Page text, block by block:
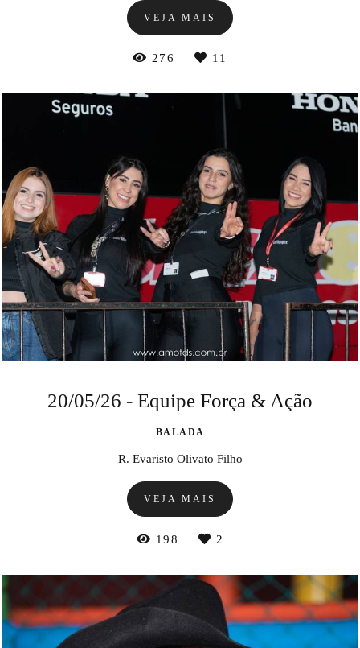
VEJA MAIS
276 11
20/05/26 - Equipe Força & Ação
BALADA
R. Evaristo Olivato Filho
VEJA MAIS
198 2